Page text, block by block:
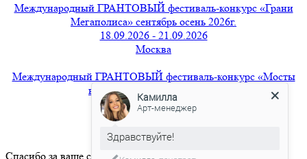
Международный ГРАНТОВЫЙ фестиваль-конкурс «Грани
Мегаполиса» сентябрь осень 2026г.
18.09.2026 - 21.09.2026
Москва
Международный ГРАНТОВЫЙ фестиваль-конкурс «Мосты
вдохновения» август 2026г.
21.08.2026 - 24.08.2026
г. Санкт-Петербург
Спасибо за ваше сообщение.
Камилла
Арт-менеджер
Здравствуйте!